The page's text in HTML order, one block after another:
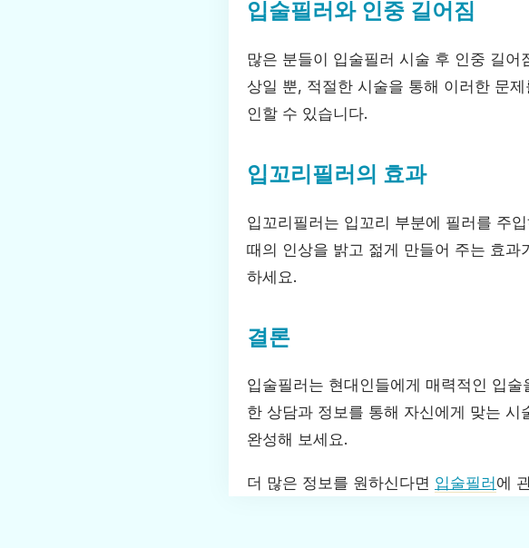
입술필러와 인중 길어짐
많은 분들이 입술필러 시술 후 인중 길
상일 뿐, 적절한 시술을 통해 이러한 문
인할 수 있습니다.
입꼬리필러의 효과
입꼬리필러는 입꼬리 부분에 필러를 주
때의 인상을 밝고 젊게 만들어 주는 효과
하세요.
결론
입술필러는 현대인들에게 매력적인 입
한 상담과 정보를 통해 자신에게 맞는
완성해 보세요.
더 많은 정보를 원하신다면 입술필러 에